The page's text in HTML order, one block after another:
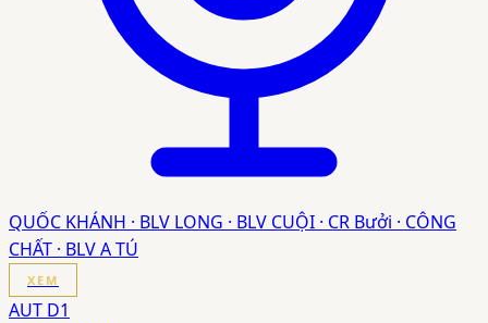
QUỐC KHÁNH · BLV LONG · BLV CUỘI · CR Bưởi · CÔNG
CHẤT · BLV A TÚ
XEM
AUT D1